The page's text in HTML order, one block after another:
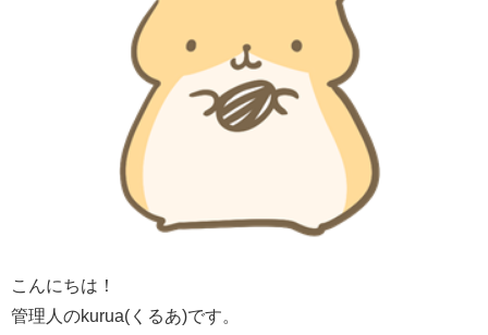
こんにちは！
管理人のkurua(くるあ)です。